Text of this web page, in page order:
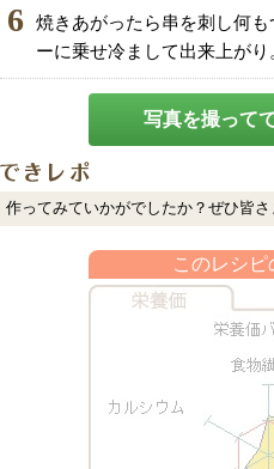
6
焼きあがったら串を刺し何
ーに乗せ冷まして出来上がり
写真を撮って
作ってみていかがでしたか？ぜひ皆さ
このレシピ